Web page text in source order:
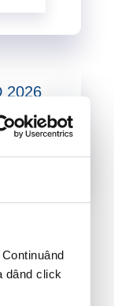
dând click
2026